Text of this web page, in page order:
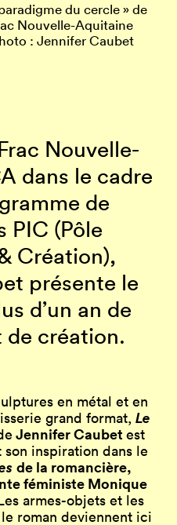
du cercle » de
Nouvelle-Aquitaine
: Jennifer Caubet
Nouvelle-
dans le cadre
de
PIC (Pôle
Création),
présente le
d’un an de
de création.
en métal et en
grand format, Le
Jennifer Caubet est
inspiration dans le
de la romancière,
féministe Monique
armes-objets et les
roman deviennent ici